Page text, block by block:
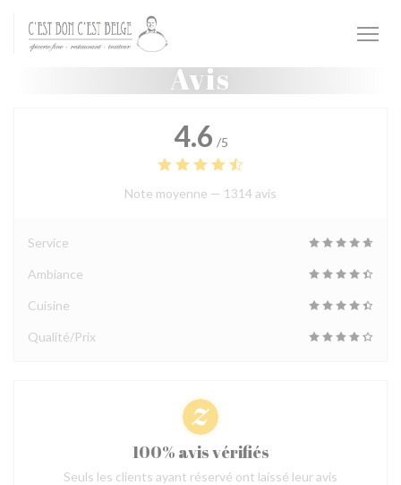
Personnalisation de vos choix en matière de cookies
Avis
4.6 /5
Note moyenne — 1314 avis
Service
Ambiance
Cuisine
Qualité/Prix
100% avis vérifiés
Seuls les clients ayant réservé ont laissé leur avis